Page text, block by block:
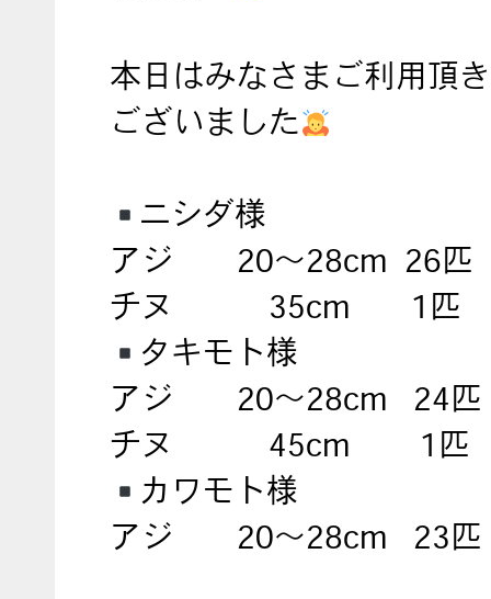
本日はみなさまご利用頂
ございました
ニシダ様
アジ 20〜28cm 26匹
チヌ 35cm 1匹
タキモト様
アジ 20〜28cm 24匹
チヌ 45cm 1匹
カワモト様
アジ 20〜28cm 23匹